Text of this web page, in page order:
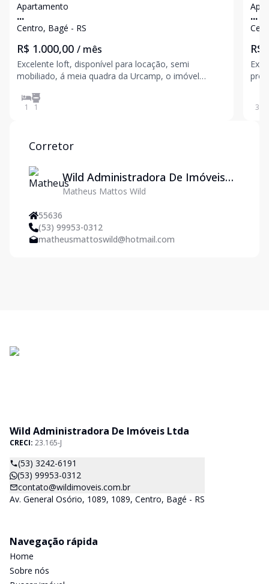
Apartamento
...
Centro, Bagé - RS
R$ 1.000,00 / mês
Excelente loft, disponível para locação, semi
mobiliado, á meia quadra da Urcamp, o imóvel
cadeiras, cooktop, podendo ser colocada a geladeira.
venha conferir!!
1 1
...
R$
37
Corretor
Wild Administradora De Imóveis
Ltda
Matheus Mattos Wild
55636
(53) 99953-0312
matheusmattoswild@hotmail.com
Wild Administradora De Imóveis Ltda
CRECI: 23.165-J
(53) 3242-6191
(53) 99953-0312
contato@wildimoveis.com.br
Av. General Osório, 1089, 1089, Centro, Bagé - RS
Navegação rápida
Home
Sobre nós